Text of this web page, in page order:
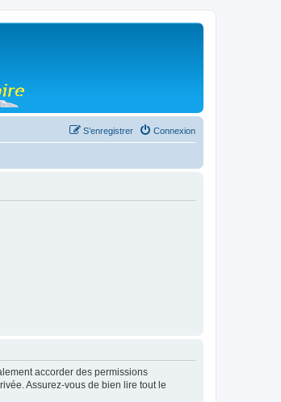
Connexion
S’enregistrer
accorder des permissions
Assurez-vous de bien lire tout le